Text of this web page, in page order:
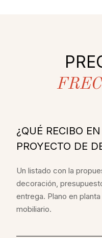
¿QUÉ RECIBO
PROYECTO DE
Un listado con la
decoración,
entrega. Plano en
mobiliario.